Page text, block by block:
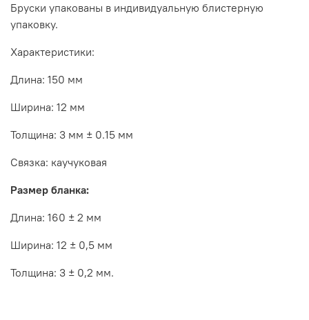
Бруски упакованы в индивидуальную блистерную
упаковку.
Характеристики:
Длина: 150 мм
Ширина: 12 мм
Толщина: 3 мм ± 0.15 мм
Связка: каучуковая
Размер бланка:
Длина: 160 ± 2 мм
Ширина: 12 ± 0,5 мм
Толщина: 3 ± 0,2 мм.